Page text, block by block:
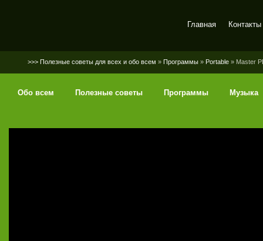
Главная Контакты
>>> Полезные советы для всех и обо всем » Программы » Portable » Master
Обо всем Полезные советы Программы Музыка